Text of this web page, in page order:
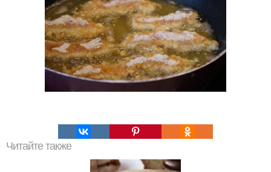
Читайте также